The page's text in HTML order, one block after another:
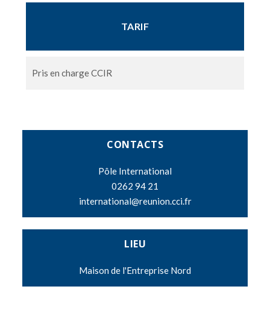
TARIF
Pris en charge CCIR
CONTACTS
Pôle International
0262 94 21
international@reunion.cci.fr
LIEU
Maison de l'Entreprise Nord